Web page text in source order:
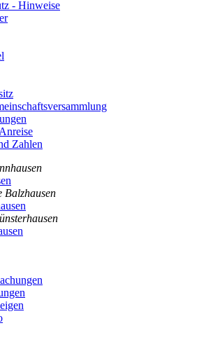
- Hinweise
Zahlen